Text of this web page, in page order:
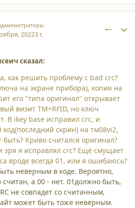
20223 г.
сказал:
как решить проблему с bad crc?
на экране прибора), копия на
его "типа оригинал" открывает
визит ТМ+RFID, но ключ
В ikey base исправил crc, и
скрин) на тм08vi2,
Криво считался оригинал?
зря я исправлял crc? Ещё смущает
вроде всегда 01, или я ошибаюсь?
неверным в коде. Вероятно,
cчитан, а 00 - нет. 01должно быть,
не совпадет со считанным,
может быть тоже неверным.